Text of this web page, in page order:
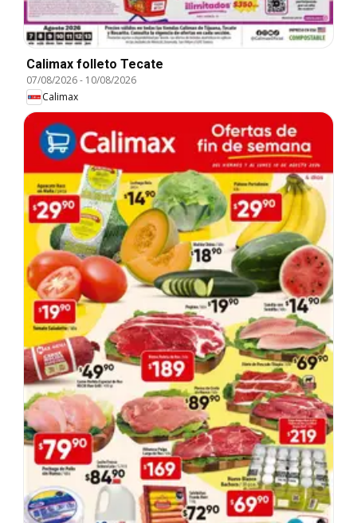
Calimax folleto Tecate
07/08/2026- 10/08/2026
Calimax